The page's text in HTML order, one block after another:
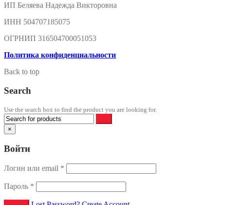
ИП Беляева Надежда Викторовна
ИНН 504707185075
ОГРНИП 316504700051053
Политика конфиденциальности
Back to top
Search
Use the search box to find the product you are looking for.
×
Войти
Логин или email *
Пароль *